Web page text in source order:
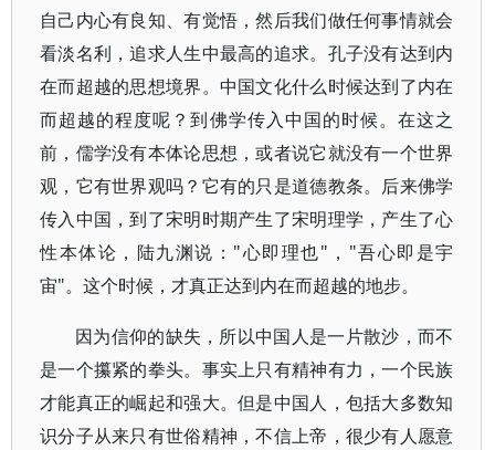
自己内心有良知、有觉悟，然后我们做任何事情就会
看淡名利，追求人生中最高的追求。孔子没有达到内
在而超越的思想境界。中国文化什么时候达到了内在
而超越的程度呢？到佛学传入中国的时候。在这之
前，儒学没有本体论思想，或者说它就没有一个世界
观，它有世界观吗？它有的只是道德教条。后来佛学
传入中国，到了宋明时期产生了宋明理学，产生了心
性本体论，陆九渊说："心即理也"，"吾心即是宇
宙"。这个时候，才真正达到内在而超越的地步。
因为信仰的缺失，所以中国人是一片散沙，而不
是一个攥紧的拳头。事实上只有精神有力，一个民族
才能真正的崛起和强大。但是中国人，包括大多数知
识分子从来只有世俗精神，不信上帝，很少有人愿意